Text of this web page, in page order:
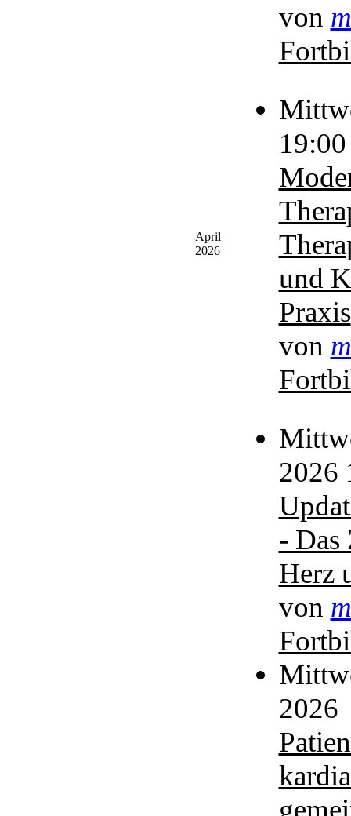
von
April
2026
19:00
und
Praxis
von
2026
- Das
Herz
von
2026